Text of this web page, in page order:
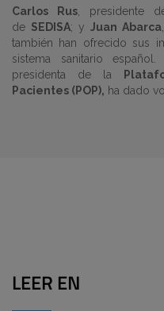
Carlos Rus , presidente
de SEDISA; y Juan Abarca
también han ofrecido sus
sistema sanitario
presidenta de la
Pacientes (POP), ha dado
LEER EN